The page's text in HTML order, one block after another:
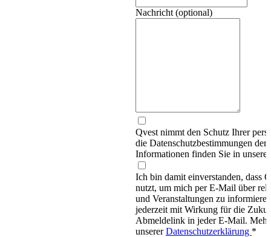
Nachricht (optional)
Qvest nimmt den Schutz Ihrer
die Datenschutzbestimmungen
Informationen finden Sie in
Ich bin damit einverstanden, dass
nutzt, um mich per E-Mail über
und Veranstaltungen zu
jederzeit mit Wirkung für die
Abmeldelink in jeder E-Mail.
unsererDatenschutzerklärung *